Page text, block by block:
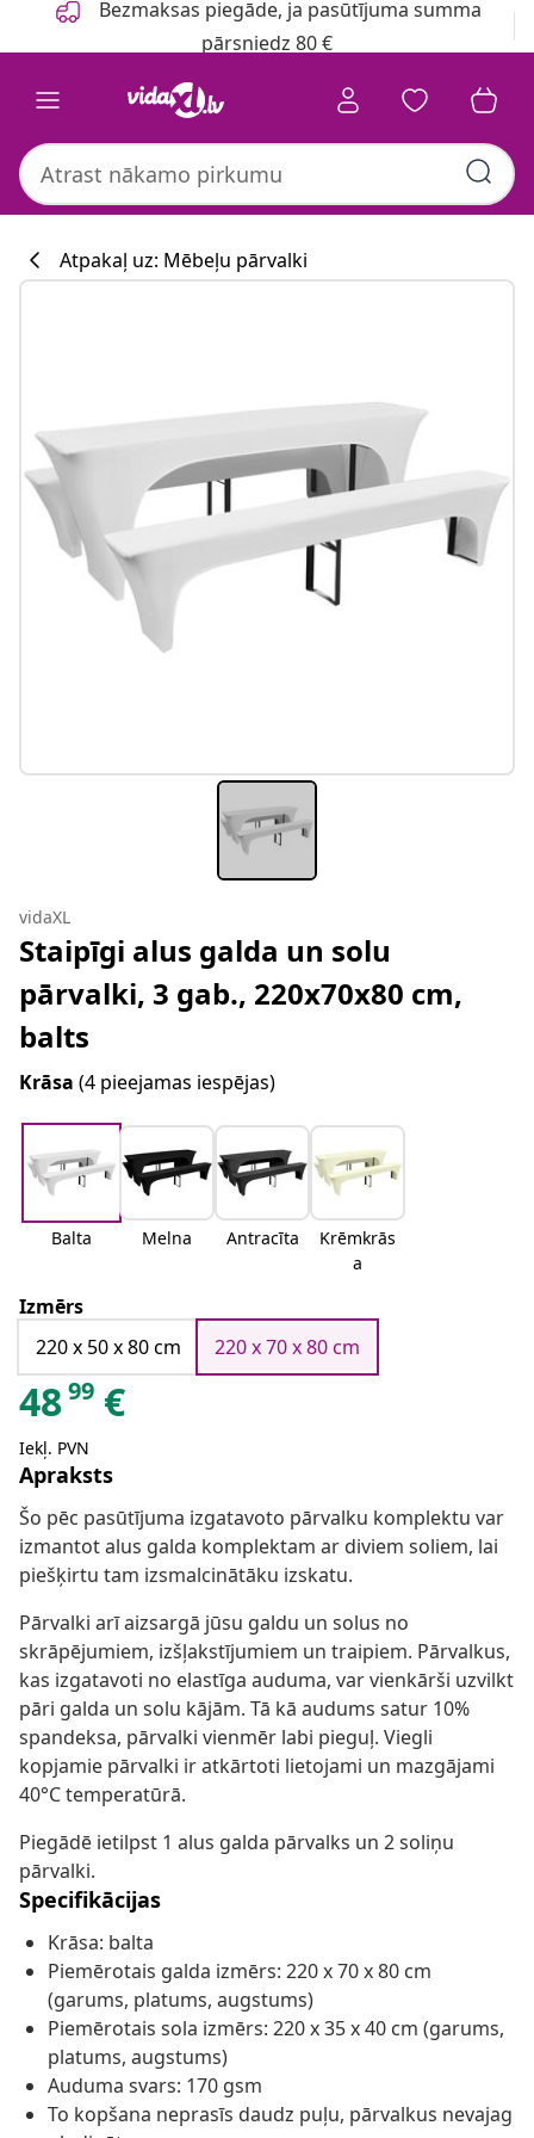
Bezmaksas piegāde, ja pasūtījuma summa
pārsniedz 80 €
Atpakaļ uz: Mēbeļu pārvalki
vidaXL
Staipīgi alus galda un solu
pārvalki, 3 gab., 220x70x80 cm,
balts
Krāsa (4 pieejamas iespējas)
Balta Melna Antracīta
Krēmkrās
a
Izmērs
220 x 50 x 80 cm
220 x 70 x 80 cm
4899 €
Iekļ. PVN
Apraksts
Šo pēc pasūtījuma izgatavoto pārvalku komplektu var
izmantot alus galda komplektam ar diviem soliem, lai
piešķirtu tam izsmalcinātāku izskatu.
Pārvalki arī aizsargā jūsu galdu un solus no
skrāpējumiem, izšļakstījumiem un traipiem. Pārvalkus,
kas izgatavoti no elastīga auduma, var vienkārši uzvilkt
pāri galda un solu kājām. Tā kā audums satur 10%
spandeksa, pārvalki vienmēr labi pieguļ. Viegli
kopjamie pārvalki ir atkārtoti lietojami un mazgājami
40°C temperatūrā.
Piegādē ietilpst 1 alus galda pārvalks un 2 soliņu
pārvalki.
Specifikācijas
Krāsa: balta
Piemērotais galda izmērs: 220 x 70 x 80 cm
(garums, platums, augstums)
Piemērotais sola izmērs: 220 x 35 x 40 cm (garums,
platums, augstums)
Auduma svars: 170 gsm
To kopšana neprasīs daudz puļu, pārvalkus nevajag